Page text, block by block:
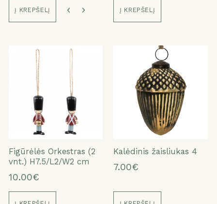
Į KREPŠELĮ Į KREPŠELĮ
Figūrėlės Orkestras (2
vnt.) H7.5/L2/W2 cm
10.00€
Kalėdinis žaisliukas 4
7.00€